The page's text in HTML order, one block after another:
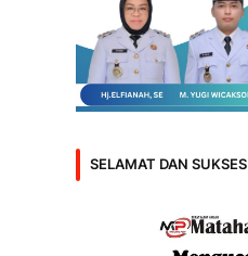
SELAMAT DAN SUKSES